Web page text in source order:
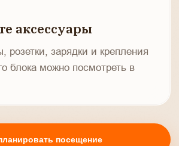
аксессуары
розетки, зарядки и крепления
блока можно посмотреть в
посещение